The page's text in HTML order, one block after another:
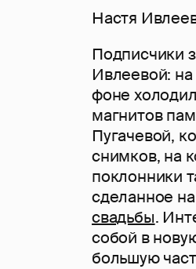
Настя
Подписчики
Ивлеевой:
фоне
магнитов
Пугачевой,
снимков, на
поклонники
сделанное
свадьбы.
собой в
большую